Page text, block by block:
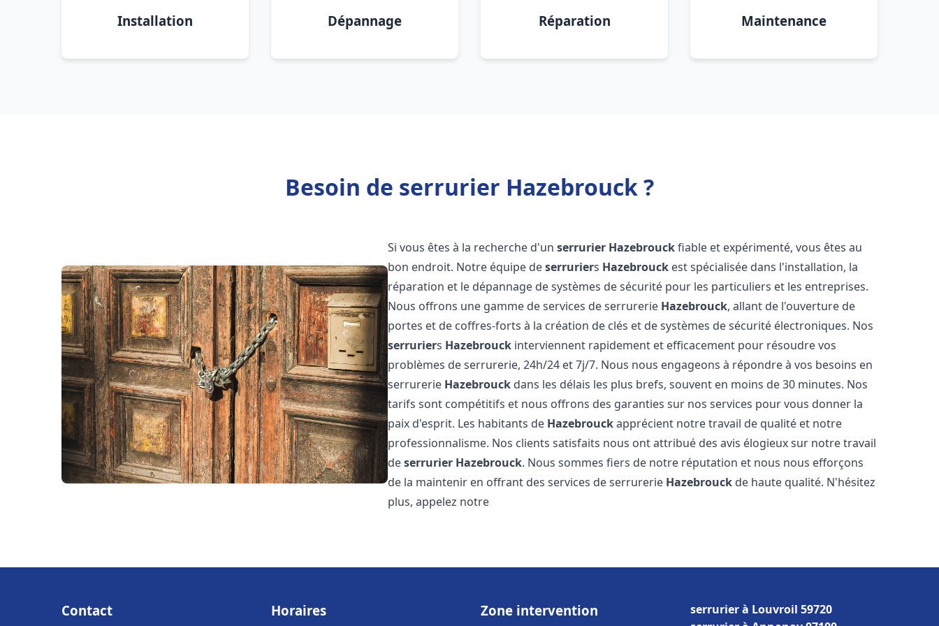
Installation Dépannage Réparation Maintenance
Besoin de serrurier Hazebrouck ?
Si vous êtes à la recherche d'unserrurier Hazebrouckfiable et expérimenté, vous êtes au
bon endroit. Notre équipe deserruriers Hazebrouck est spécialisée dans l'installation, la
réparation et le dépannage de systèmes de sécurité pour les particuliers et les entreprises.
Nous offrons une gamme de services de serrurerie Hazebrouck, allant de l'ouverture de
portes et de coffres-forts à la création de clés et de systèmes de sécurité électroniques. Nos
serruriers Hazebrouck interviennent rapidement et efficacement pour résoudre vos
problèmes de serrurerie, 24h/24 et 7j/7. Nous nous engageons à répondre à vos besoins en
serrurerie Hazebrouck dans les délais les plus brefs, souvent en moins de 30 minutes. Nos
tarifs sont compétitifs et nous offrons des garanties sur nos services pour vous donner la
paix d'esprit. Les habitants de Hazebrouckapprécient notre travail de qualité et notre
professionnalisme. Nos clients satisfaits nous ont attribué des avis élogieux sur notre travail
deserrurier Hazebrouck. Nous sommes fiers de notre réputation et nous nous efforçons
de la maintenir en offrant des services de serrurerie Hazebrouck de haute qualité. N'hésitez
plus, appelez notre
Contact Horaires Zone intervention
serrurier à Louvroil 59720